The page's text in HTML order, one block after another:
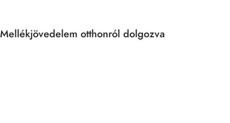
Mellékjövedelem otthonról dolgozva